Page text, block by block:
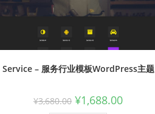
Service – 服务行业模板WordPress主题
¥3,680.00 ¥1,688.00